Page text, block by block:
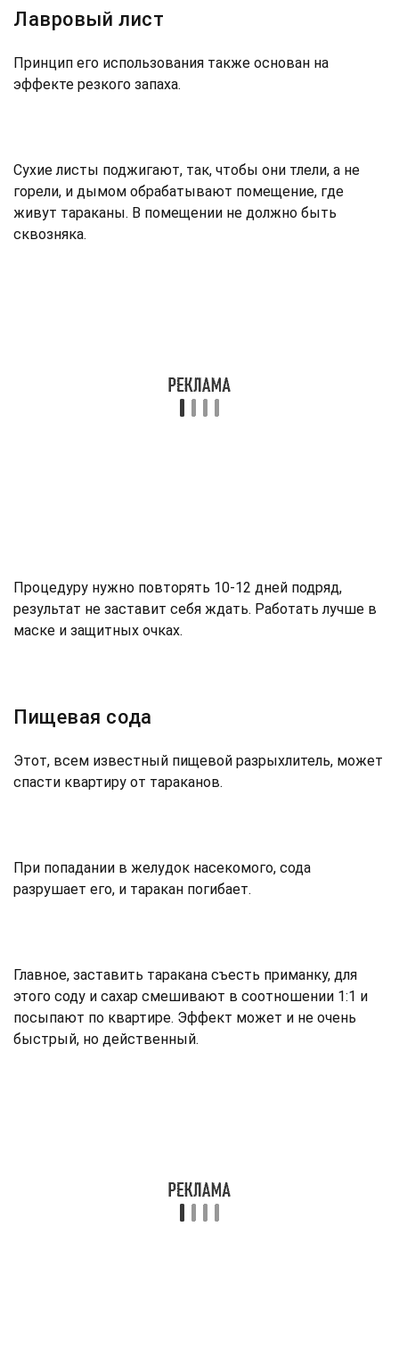
Лавровый лист
Принцип его использования также основан на
эффекте резкого запаха.
Сухие листы поджигают, так, чтобы они тлели, а не
горели, и дымом обрабатывают помещение, где
живут тараканы. В помещении не должно быть
сквозняка.
Процедуру нужно повторять 10-12 дней подряд,
результат не заставит себя ждать. Работать лучше в
маске и защитных очках.
Пищевая сода
Этот, всем известный пищевой разрыхлитель, может
спасти квартиру от тараканов.
При попадании в желудок насекомого, сода
разрушает его, и таракан погибает.
Главное, заставить таракана съесть приманку, для
этого соду и сахар смешивают в соотношении 1:1 и
посыпают по квартире. Эффект может и не очень
быстрый, но действенный.